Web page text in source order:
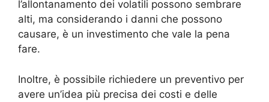
l’allontanamento dei volatili possono sembrare
alti, ma considerando i danni che possono
causare, è un investimento che vale la pena
fare.
Inoltre, è possibile richiedere un preventivo per
avere un’idea più precisa dei costi e delle